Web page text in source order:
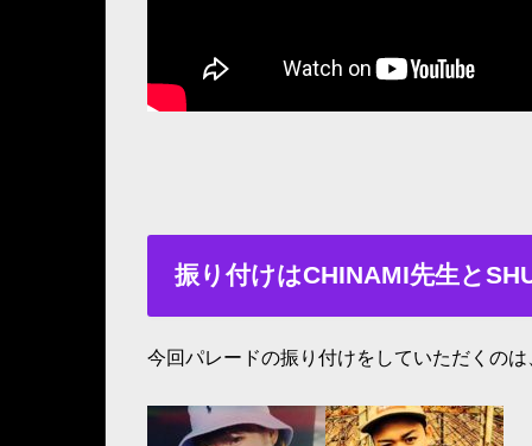
振り付けはCHINAMI先生と
今回パレードの振り付けをしていただくの